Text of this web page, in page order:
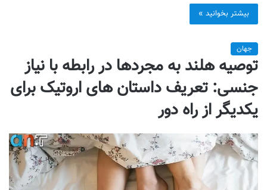
بیشتر بخوانید »
جهان
توصیه هلند به مجردها در رابطه با نیاز
جنسی: تعریف داستان های اروتیک برای
یکدیگر از راه دور